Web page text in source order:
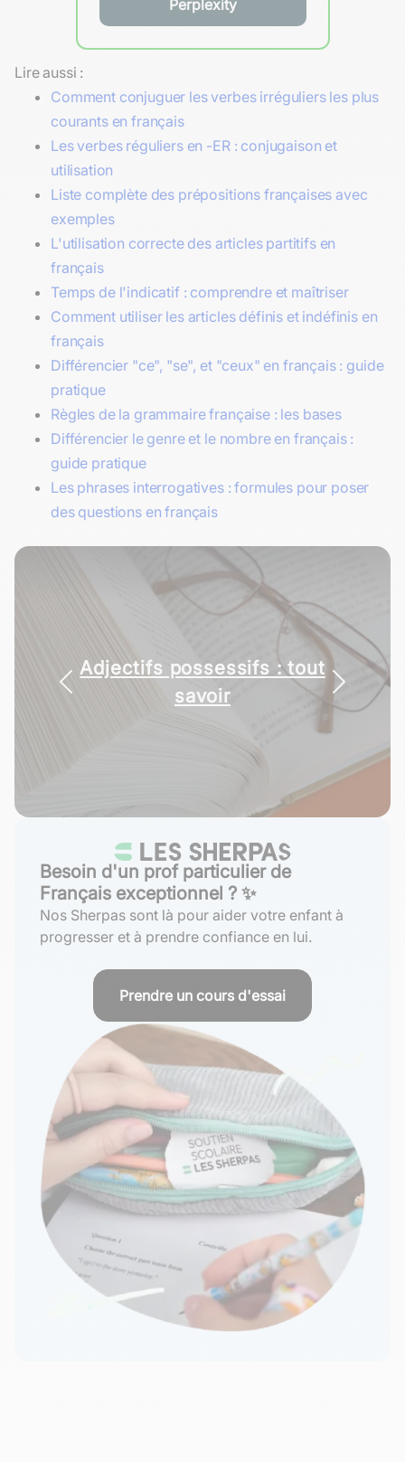
Perplexity
Lire aussi :
Comment conjuguer les verbes irréguliers les plus
courants en français
Les verbes réguliers en -ER : conjugaison et
utilisation
Liste complète des prépositions françaises avec
exemples
L'utilisation correcte des articles partitifs en
français
Temps de l'indicatif : comprendre et maîtriser
Comment utiliser les articles définis et indéfinis en
français
Différencier "ce", "se", et "ceux" en français : guide
pratique
Règles de la grammaire française : les bases
Différencier le genre et le nombre en français :
guide pratique
Les phrases interrogatives : formules pour poser
des questions en français
Adjectifs possessifs : tout
savoir
Préfixes et suffixes : les
comprendre
Besoin d'un prof particulier de
Français exceptionnel ? ✨
Nos Sherpas sont là pour aider votre enfant à
progresser et à prendre confiance en lui.
Prendre un cours d'essai